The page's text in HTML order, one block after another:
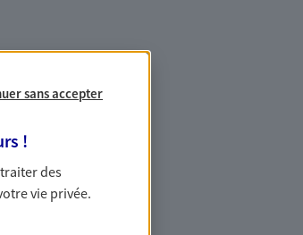
et les
Nous
pour protéger
aussi vous-même et
sans accepter
!
des
vie privée.